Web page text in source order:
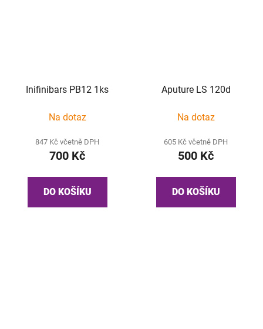
Inifinibars PB12 1ks
Na dotaz
847 Kč včetně DPH
700 Kč
DO KOŠÍKU
Aputure LS 120d
Na dotaz
605 Kč včetně DPH
500 Kč
DO KOŠÍKU